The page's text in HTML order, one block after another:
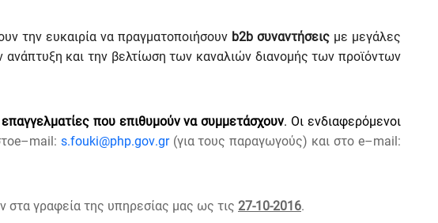
την ευκαιρία να πραγματοποιήσουνb2b συναντήσειςμε μεγάλες
και την βελτίωση των καναλιών διανομής των προϊόντων
που επιθυμούν να συμμετάσχουν. Οι ενδιαφερόμενοι
oe–mail: s.fouki@php.gov.gr(για τους παραγωγούς) και στοe–mail:
στα γραφεία της υπηρεσίας μας ως τις 27-10-2016.